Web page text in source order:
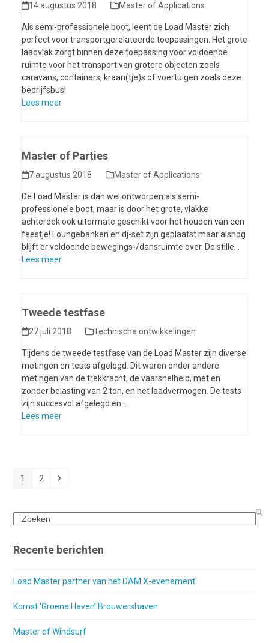
14 augustus 2018 Master of Applications
Als semi-professionele boot, leent de Load Master zich
perfect voor transportgerelateerde toepassingen. Het grote
laadvlak zorgt binnen deze toepassing voor voldoende
ruimte voor het transport van grotere objecten zoals
caravans, containers, kraan(tje)s of voertuigen zoals deze
bedrijfsbus!
Lees meer
Master of Parties
7 augustus 2018 Master of Applications
De Load Master is dan wel ontworpen als semi-
professionele boot, maar is door het grote, vlakke
achterdek ook uitermate geschikt voor het houden van een
feestje! Loungebanken en dj-set zijn geplaatst maar alsnog
blijft er voldoende bewegings-/dansruimte over. De stille…
Lees meer
Tweede testfase
27 juli 2018 Technische ontwikkelingen
Tijdens de tweede testfase van de Load Master zijn diverse
metingen en tests afgelegd. Dit waren onder andere
metingen van de trekkracht, de vaarsnelheid, met en
zonder belasting van 2 ton, en het laadvermogen. De tests
zijn succesvol afgelegd en…
Lees meer
Page
1 Page
2 Volgende
Search
Recente berichten
Load Master partner van het DAM X-evenement
Komst ‘Groene Haven’ Brouwershaven
Master of Windsurf